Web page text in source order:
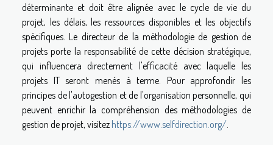
déterminante et doit être alignée avec le cycle de vie du
projet, les délais, les ressources disponibles et les objectifs
spécifiques. Le directeur de la méthodologie de gestion de
projets porte la responsabilité de cette décision stratégique,
qui influencera directement l'efficacité avec laquelle les
projets IT seront menés à terme. Pour approfondir les
principes de l'autogestion et de l'organisation personnelle, qui
peuvent enrichir la compréhension des méthodologies de
gestion de projet, visitez https://www.selfdirection.org/.